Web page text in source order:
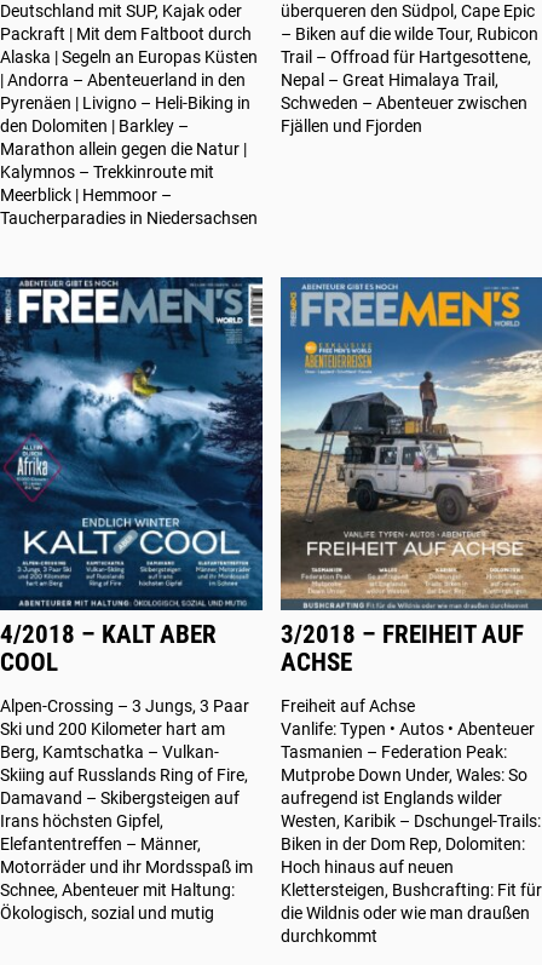
Deutschland mit SUP, Kajak oder
Packraft | Mit dem Faltboot durch
Alaska | Segeln an Europas Küsten
| Andorra – Abenteuerland in den
Pyrenäen | Livigno – Heli-Biking in
den Dolomiten | Barkley –
Marathon allein gegen die Natur |
Kalymnos – Trekkinroute mit
Meerblick | Hemmoor –
Taucherparadies in Niedersachsen
überqueren den Südpol, Cape Epic
– Biken auf die wilde Tour, Rubicon
Trail – Offroad für Hartgesottene,
Nepal – Great Himalaya Trail,
Schweden – Abenteuer zwischen
Fjällen und Fjorden
4/2018 – KALT ABER
COOL
Alpen-Crossing – 3 Jungs, 3 Paar
Ski und 200 Kilometer hart am
Berg, Kamtschatka – Vulkan-
Skiing auf Russlands Ring of Fire,
Damavand – Skibergsteigen auf
Irans höchsten Gipfel,
Elefantentreffen – Männer,
Motorräder und ihr Mordsspaß im
Schnee, Abenteuer mit Haltung:
Ökologisch, sozial und mutig
3/2018 – FREIHEIT AUF
ACHSE
Freiheit auf Achse
Vanlife: Typen • Autos • Abenteuer
Tasmanien – Federation Peak:
Mutprobe Down Under, Wales: So
aufregend ist Englands wilder
Westen, Karibik – Dschungel-Trails:
Biken in der Dom Rep, Dolomiten:
Hoch hinaus auf neuen
Klettersteigen, Bushcrafting: Fit für
die Wildnis oder wie man draußen
durchkommt